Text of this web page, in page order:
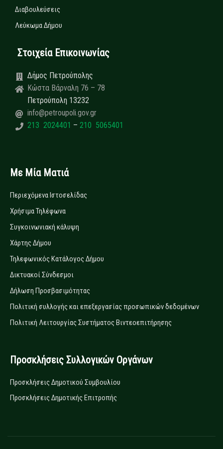
Διαβουλεύσεις
Λεύκωμα Δήμου
Στοιχεία Επικοινωνίας
Δήμος Πετρούπολης
Κώστα Βάρναλη 76 – 78
Πετρούπολη 13232
info@petroupoli.gov.gr
213 2024401 – 210 5065401
Με Μία Ματιά
Περιεχόμενα Ιστοσελίδας
Χρήσιμα Τηλέφωνα
Συγκοινωνιακή κάλυψη
Χάρτης Δήμου
Τηλεφωνικός Κατάλογος Δήμου
Δικτυακοί Σύνδεσμοι
Δήλωση Προσβασιμότητας
Πολιτική συλλογής και επεξεργασίας προσωπικών δεδομένων
Πολιτική Λειτουργίας Συστήματος Βιντεοεπιτήρησης
Προσκλήσεις Συλλογικών Οργάνων
Προσκλήσεις Δημοτικού Συμβουλίου
Προσκλήσεις Δημοτικής Επιτροπής